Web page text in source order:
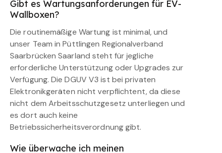
Gibt es Wartungsanforderungen für EV-
Wallboxen?
Die routinemäßige Wartung ist minimal, und
unser Team in Püttlingen Regionalverband
Saarbrücken Saarland steht für jegliche
erforderliche Unterstützung oder Upgrades zur
Verfügung. Die DGUV V3 ist bei privaten
Elektronikgeräten nicht verpflichtent, da diese
nicht dem Arbeitsschutzgesetz unterliegen und
es dort auch keine
Betriebssicherheitsverordnung gibt.
Wie überwache ich meinen